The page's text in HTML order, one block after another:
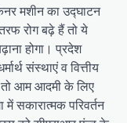
मशीन का उद्घाटन
रोग बढ़े हैं तो ये
होगा। प्रदेश
संस्थाएं व वित्तीय
तो आम आदमी के लिए
सकारात्मक परिवर्तन